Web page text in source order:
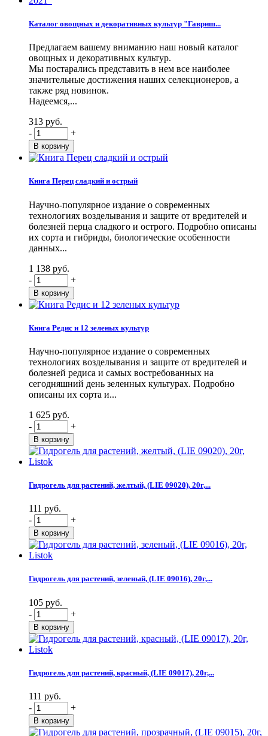
Каталог овощных и декоративных культур "Гавриш...
Предлагаем вашему вниманию наш новый каталог
овощных и декоративных культур.
Мы постарались представить в нем все наиболее
значительные достижения наших селекционеров, а
также ряд новинок.
Надеемся,...
313 руб.
-
+
Книга Перец сладкий и острый
Научно-популярное издание о современных
технологиях возделывания и защите от вредителей и
болезней перца сладкого и острого. Подробно описаны
их сорта и гибриды, биологические особенности
данных...
1 138 руб.
-
+
Книга Редис и 12 зеленых культур
Научно-популярное издание о современных
технологиях возделывания и защите от вредителей и
болезней редиса и самых востребованных на
сегодняшний день зеленных культурах. Подробно
описаны их сорта и...
1 625 руб.
-
+
Гидрогель для растений, желтый, (LIE 09020), 20г,...
111 руб.
-
+
Гидрогель для растений, зеленый, (LIE 09016), 20г,...
105 руб.
-
+
Гидрогель для растений, красный, (LIE 09017), 20г,...
111 руб.
-
+